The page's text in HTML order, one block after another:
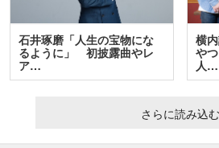
石井琢磨「人生の宝物にな
るように」 初披露曲やレ
ア…
横
や
人…
さらに読み込む